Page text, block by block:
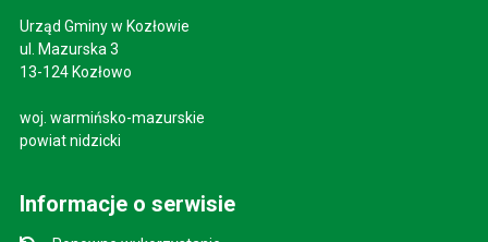
Urząd Gminy w Kozłowie
ul. Mazurska 3
13-124 Kozłowo
woj. warmińsko-mazurskie
powiat nidzicki
Informacje o serwisie